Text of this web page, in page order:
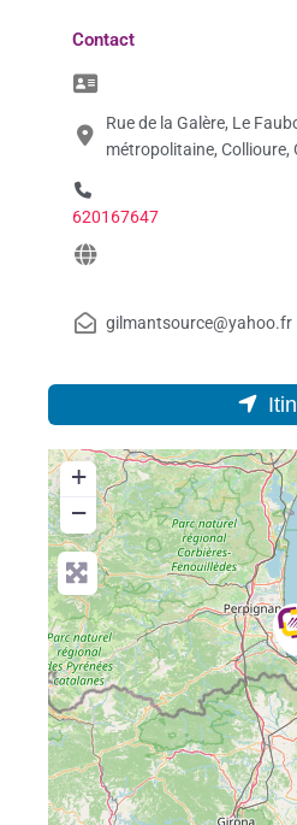
Contact
Rue de la Galère, Le
métropolitaine, Collioure,
620167647
gilmantsource@yahoo.fr
+
−